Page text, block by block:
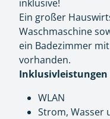
inklusive!
Ein großer
Waschmaschine
ein Badezimmer
vorhanden.
Inklusivleistungen
WLAN
Strom, Wasser